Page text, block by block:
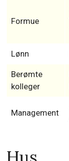
Formue
Lønn
Berømte
kolleger
Management